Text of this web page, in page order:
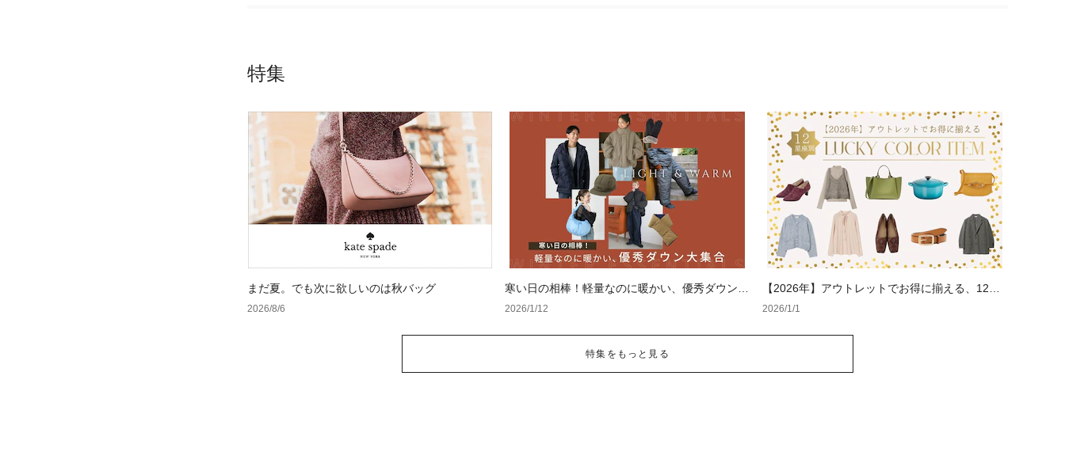
特集
まだ夏。でも次に欲しいのは秋バッグ
2026/8/6
寒い日の相棒！軽量なのに暖かい、優秀ダウン大
集合
2026/1/12
【2026年】アウトレットでお得に揃える、12星
座別ラッキーカラー
2026/1/1
特集をもっと見る